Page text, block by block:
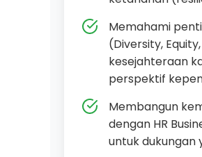
Memahami
(Diversity,
kesejahteraan
perspektif
Membangun
dengan HR
untuk dukungan